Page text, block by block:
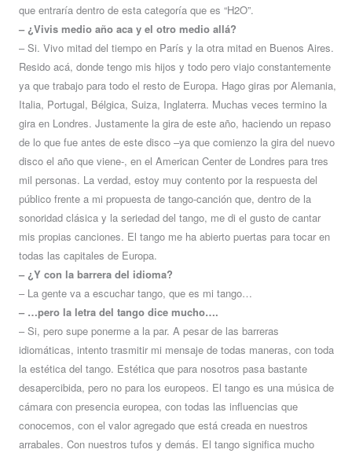
que entraría dentro de esta categoría que es “H2O”.
– ¿Vivis medio año aca y el otro medio allá?
– Si. Vivo mitad del tiempo en París y la otra mitad en Buenos Aires.
Resido acá, donde tengo mis hijos y todo pero viajo constantemente
ya que trabajo para todo el resto de Europa. Hago giras por Alemania,
Italia, Portugal, Bélgica, Suiza, Inglaterra. Muchas veces termino la
gira en Londres. Justamente la gira de este año, haciendo un repaso
de lo que fue antes de este disco –ya que comienzo la gira del nuevo
disco el año que viene-, en el American Center de Londres para tres
mil personas. La verdad, estoy muy contento por la respuesta del
público frente a mi propuesta de tango-canción que, dentro de la
sonoridad clásica y la seriedad del tango, me di el gusto de cantar
mis propias canciones. El tango me ha abierto puertas para tocar en
todas las capitales de Europa.
– ¿Y con la barrera del idioma?
– La gente va a escuchar tango, que es mi tango…
– …pero la letra del tango dice mucho….
– Si, pero supe ponerme a la par. A pesar de las barreras
idiomáticas, intento trasmitir mi mensaje de todas maneras, con toda
la estética del tango. Estética que para nosotros pasa bastante
desapercibida, pero no para los europeos. El tango es una música de
cámara con presencia europea, con todas las influencias que
conocemos, con el valor agregado que está creada en nuestros
arrabales. Con nuestros tufos y demás. El tango significa mucho